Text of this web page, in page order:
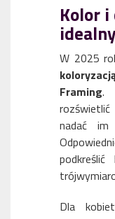
Kolor
W 2025
Framing.
nadać im
Dla